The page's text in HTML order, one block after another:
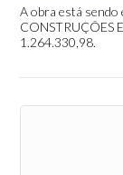
A obra está sendo
CONSTRUÇÕES
1.264.330,98.